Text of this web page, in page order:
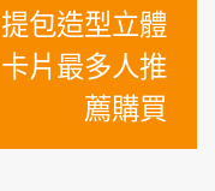
提包造型立體
卡片最多人推
薦購買